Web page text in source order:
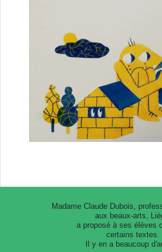
Madame Claude Dubois,
aux beaux-arts,
a proposé à ses élèves
certains textes.
Il y en a beaucoup